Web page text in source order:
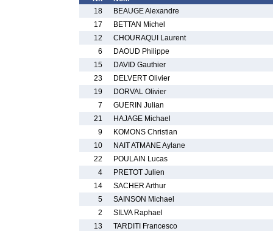
18
BEAUGE Alexandre
17
BETTAN Michel
12
CHOURAQUI Laurent
6
DAOUD Philippe
15
DAVID Gauthier
23
DELVERT Olivier
19
DORVAL Olivier
7
GUERIN Julian
21
HAJAGE Michael
9
KOMONS Christian
10
NAIT ATMANE Aylane
22
POULAIN Lucas
4
PRETOT Julien
14
SACHER Arthur
5
SAINSON Michael
2
SILVA Raphael
13
TARDITI Francesco